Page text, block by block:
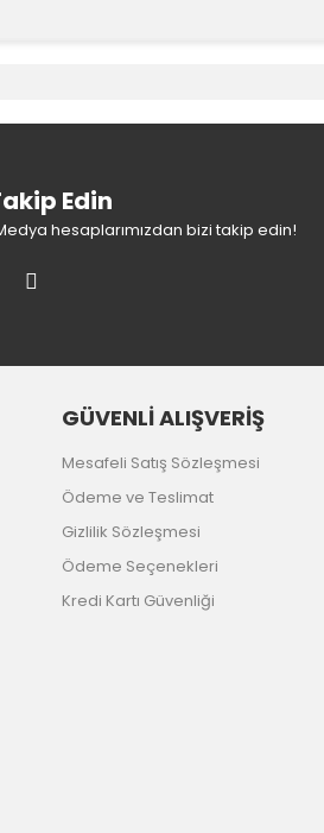
Edin
hesaplarımızdan bizi takip edin!
GÜVENLİ ALIŞVERİŞ
Mesafeli Satış Sözleşmesi
Ödeme ve Teslimat
Gizlilik Sözleşmesi
Ödeme Seçenekleri
Kredi Kartı Güvenliği